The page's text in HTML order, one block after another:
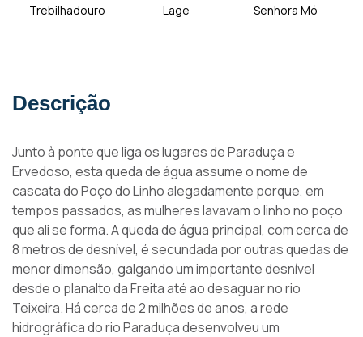
Trebilhadouro
Lage
Senhora Mó
Descrição
Junto à ponte que liga os lugares de Paraduça e
Ervedoso, esta queda de água assume o nome de
cascata do Poço do Linho alegadamente porque, em
tempos passados, as mulheres lavavam o linho no poço
que ali se forma. A queda de água principal, com cerca de
8 metros de desnível, é secundada por outras quedas de
menor dimensão, galgando um importante desnível
desde o planalto da Freita até ao desaguar no rio
Teixeira. Há cerca de 2 milhões de anos, a rede
hidrográfica do rio Paraduça desenvolveu um